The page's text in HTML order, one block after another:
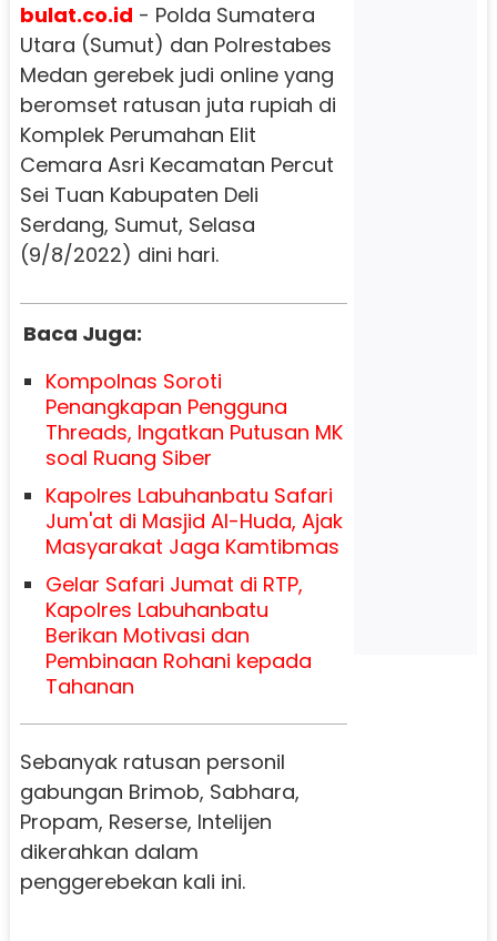
bulat.co.id - Polda Sumatera
Utara (Sumut) dan Polrestabes
Medan gerebek judi online yang
beromset ratusan juta rupiah di
Komplek Perumahan Elit
Cemara Asri Kecamatan Percut
Sei Tuan Kabupaten Deli
Serdang, Sumut, Selasa
(9/8/2022) dini hari.
Baca Juga:
Kompolnas Soroti
Penangkapan Pengguna
Threads, Ingatkan Putusan MK
soal Ruang Siber
Kapolres Labuhanbatu Safari
Jum'at di Masjid Al-Huda, Ajak
Masyarakat Jaga Kamtibmas
Gelar Safari Jumat di RTP,
Kapolres Labuhanbatu
Berikan Motivasi dan
Pembinaan Rohani kepada
Tahanan
Sebanyak ratusan personil
gabungan Brimob, Sabhara,
Propam, Reserse, Intelijen
dikerahkan dalam
penggerebekan kali ini.